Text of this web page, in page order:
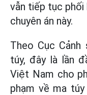
vẫn tiếp tục
chuyên án này.
Theo Cục
túy, đây là lần
Việt Nam cho
phạm về ma